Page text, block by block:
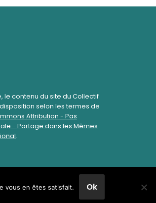
le contenu du site du Collectif
selon les termes de
Attribution - Pas
- Partage dans les Mêmes
.
vous en êtes satisfait. Ok